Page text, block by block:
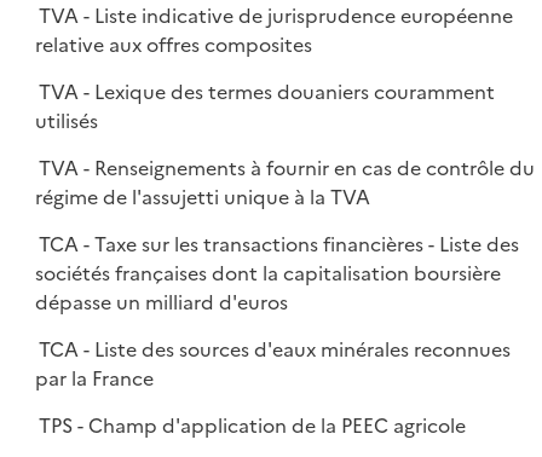
TVA - Liste indicative de jurisprudence européenne
relative aux offres composites
TVA - Lexique des termes douaniers couramment
utilisés
TVA - Renseignements à fournir en cas de contrôle du
régime de l'assujetti unique à la TVA
TCA - Taxe sur les transactions financières - Liste des
sociétés françaises dont la capitalisation boursière
dépasse un milliard d'euros
TCA - Liste des sources d'eaux minérales reconnues
par la France
TPS - Champ d'application de la PEEC agricole